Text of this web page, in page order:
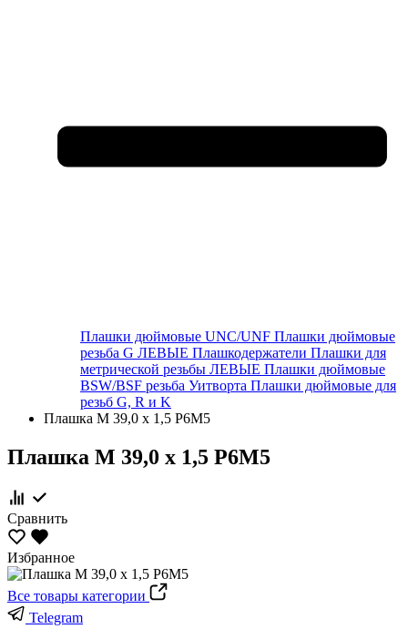
Плашки дюймовые UNC/UNF Плашки дюймовые
резьба G ЛЕВЫЕ Плашкодержатели Плашки для
метрической резьбы ЛЕВЫЕ Плашки дюймовые
BSW/BSF резьба Уитворта Плашки дюймовые для
резьб G, R и K
Плашка М 39,0 х 1,5 Р6М5
Плашка М 39,0 х 1,5 Р6М5
Сравнить
Избранное
Все товары категории
Telegram